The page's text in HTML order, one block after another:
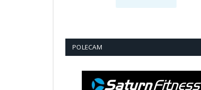
POLECAM